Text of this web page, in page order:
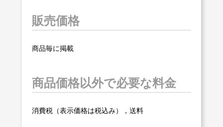
販売価格
商品毎に掲載
商品価格以外で必要な料金
消費税（表示価格は税込み），送料